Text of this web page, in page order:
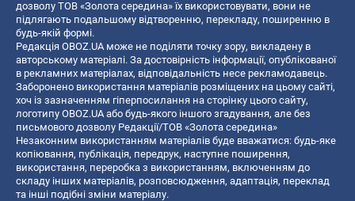
дозволу ТОВ «Золота середина» їх використовувати, вони не
підлягають подальшому відтворенню, перекладу, поширенню в
будь-якій формі.
Редакція OBOZ.UA може не поділяти точку зору, викладену в
авторському матеріалі. За достовірність інформації, опублікованої
в рекламних матеріалах, відповідальність несе рекламодавець.
Заборонено використання матеріалів розміщених на цьому сайті,
хоч із зазначенням гіперпосилання на сторінку цього сайту,
логотипу OBOZ.UA або будь-якого іншого згадування, але без
письмового дозволу Редакції/ТОВ «Золота середина»
Незаконним використанням матеріалів буде вважатися: будь-яке
копiювання, публiкацiя, передрук, наступне поширення,
використання, переробка з використанням, включенням до
складу інших матеріалів, розповсюдження, адаптація, переклад
та інші подібні зміни матеріалу.